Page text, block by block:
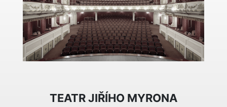
TEATR JIŘÍHO MYRONA